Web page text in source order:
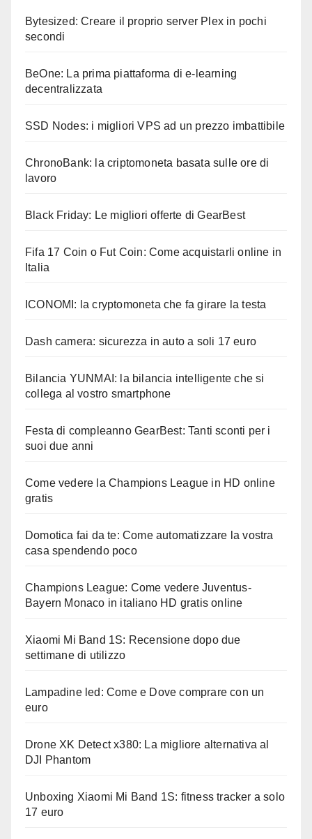
Bytesized: Creare il proprio server Plex in pochi
secondi
BeOne: La prima piattaforma di e-learning
decentralizzata
SSD Nodes: i migliori VPS ad un prezzo imbattibile
ChronoBank: la criptomoneta basata sulle ore di
lavoro
Black Friday: Le migliori offerte di GearBest
Fifa 17 Coin o Fut Coin: Come acquistarli online in
Italia
ICONOMI: la cryptomoneta che fa girare la testa
Dash camera: sicurezza in auto a soli 17 euro
Bilancia YUNMAI: la bilancia intelligente che si
collega al vostro smartphone
Festa di compleanno GearBest: Tanti sconti per i
suoi due anni
Come vedere la Champions League in HD online
gratis
Domotica fai da te: Come automatizzare la vostra
casa spendendo poco
Champions League: Come vedere Juventus-
Bayern Monaco in italiano HD gratis online
Xiaomi Mi Band 1S: Recensione dopo due
settimane di utilizzo
Lampadine led: Come e Dove comprare con un
euro
Drone XK Detect x380: La migliore alternativa al
DJI Phantom
Unboxing Xiaomi Mi Band 1S: fitness tracker a solo
17 euro